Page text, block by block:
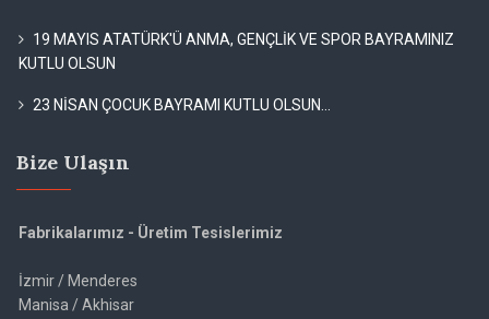
19 MAYIS ATATÜRK'Ü ANMA, GENÇLİK VE SPOR BAYRAMINIZ
KUTLU OLSUN
23 NİSAN ÇOCUK BAYRAMI KUTLU OLSUN...
Bize Ulaşın
Fabrikalarımız - Üretim Tesislerimiz
İzmir / Menderes
Manisa / Akhisar